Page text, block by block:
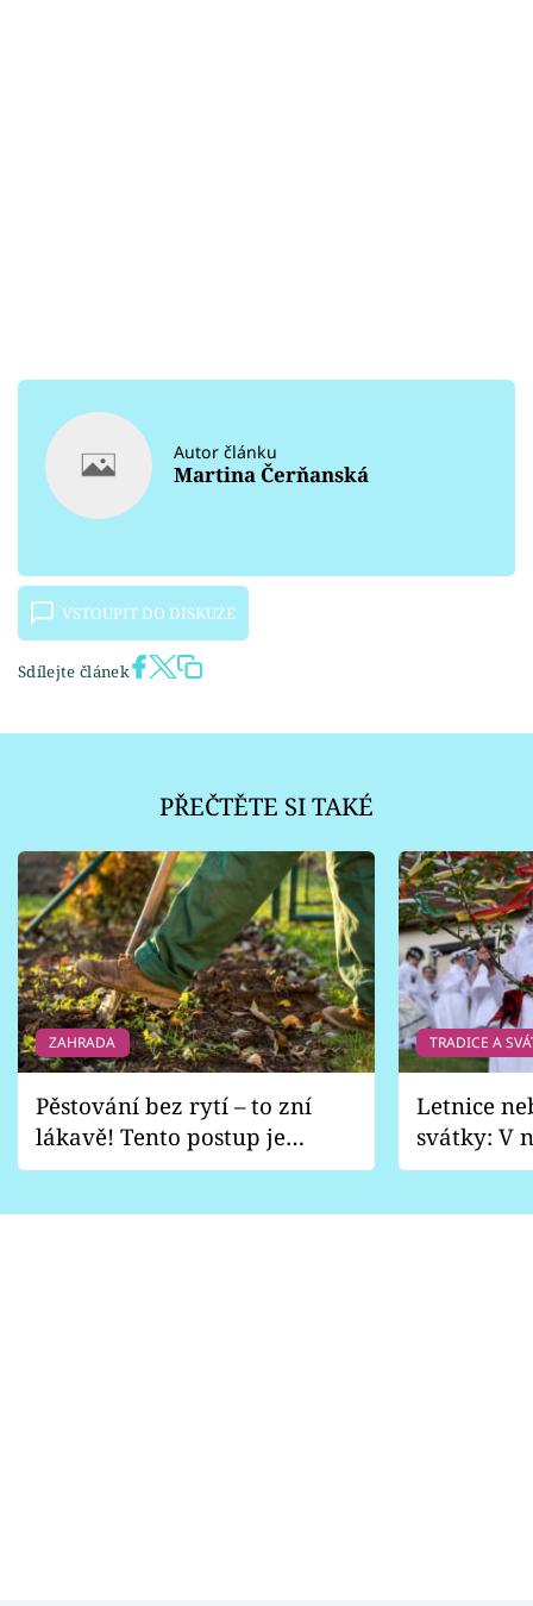
Autor článku
Martina Čerňanská
VSTOUPIT DO DISKUZE
Sdílejte článek
PŘEČTĚTE SI TAKÉ
ZAHRADA
Pěstování bez rytí – to zní
lákavě! Tento postup je
vhodný jen pro některé
TRADICE A
Letnice
svátky: V
pondělí